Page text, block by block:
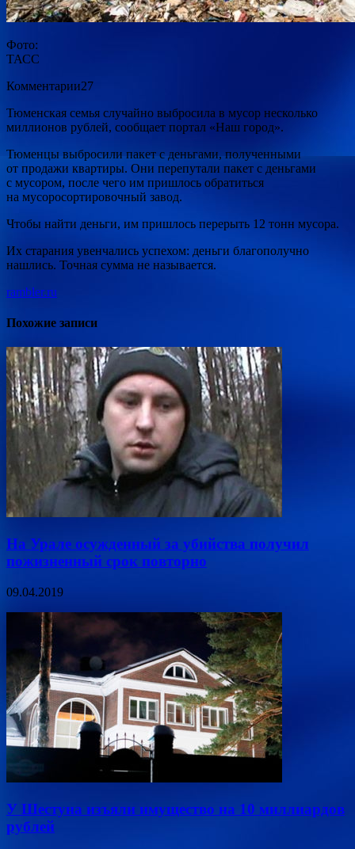
Фото:
ТАСС
Комментарии27
Тюменская семья случайно выбросила в мусор несколько
миллионов рублей, сообщает портал «Наш город».
Тюменцы выбросили пакет с деньгами, полученными
от продажи квартиры. Они перепутали пакет с деньгами
с мусором, после чего им пришлось обратиться
на мусоросортировочный завод.
Чтобы найти деньги, им пришлось перерыть 12 тонн мусора.
Их старания увенчались успехом: деньги благополучно
нашлись. Точная сумма не называется.
rambler.ru
Похожие записи
На Урале осужденный за убийства получил
пожизненный срок повторно
09.04.2019
У Шестуна изъяли имущество на 10 миллиардов
рублей